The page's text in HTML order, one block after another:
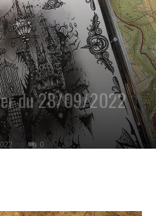
du 28/09/2022
0